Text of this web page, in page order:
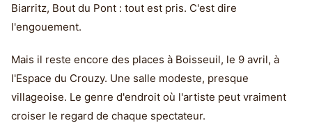
Biarritz, Bout du Pont : tout est pris. C'est dire
l'engouement.
Mais il reste encore des places à Boisseuil, le 9 avril, à
l'Espace du Crouzy. Une salle modeste, presque
villageoise. Le genre d'endroit où l'artiste peut vraiment
croiser le regard de chaque spectateur.